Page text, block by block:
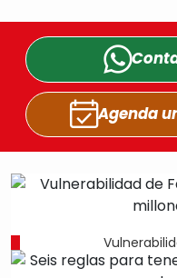
Agenda